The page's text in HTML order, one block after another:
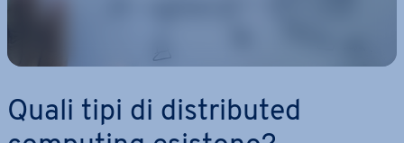
Quali tipi di di­stri­bu­ted